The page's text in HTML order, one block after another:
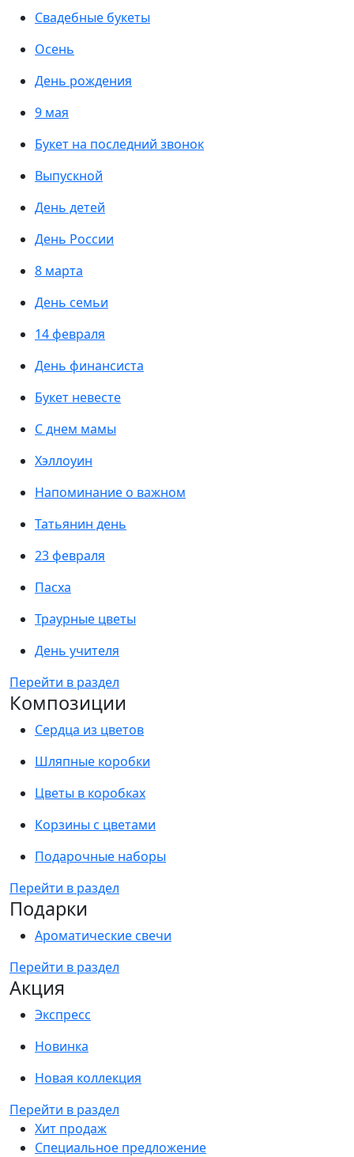
Свадебные букеты
Осень
День рождения
9 мая
Букет на последний звонок
Выпускной
День детей
День России
8 марта
День семьи
14 февраля
День финансиста
Букет невесте
С днем мамы
Хэллоуин
Напоминание о важном
Татьянин день
23 февраля
Пасха
Траурные цветы
День учителя
Перейти в раздел
Композиции
Сердца из цветов
Шляпные коробки
Цветы в коробках
Корзины с цветами
Подарочные наборы
Перейти в раздел
Подарки
Ароматические свечи
Перейти в раздел
Акция
Экспресс
Новинка
Новая коллекция
Перейти в раздел
Хит продаж
Специальное предложение